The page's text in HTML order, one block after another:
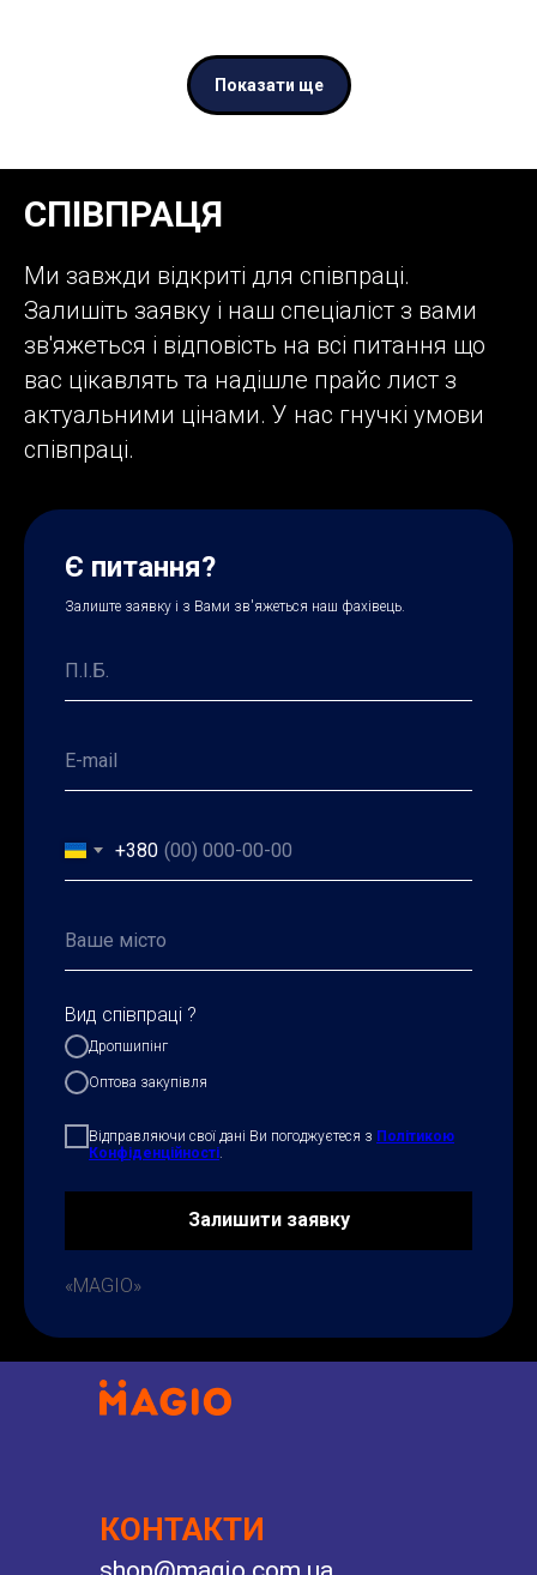
Показати ще
СПІВПРАЦЯ
Ми завжди відкриті для співпраці.
Залишіть заявку і наш спеціаліст з вами
зв'яжеться і відповість на всі питання що
вас цікавлять та надішле прайс лист з
актуальними цінами. У нас гнучкі умови
співпраці.
Є питання?
Залиште заявку і з Вами зв'яжеться наш фахівець.
+380
Вид співпраці ?
Дропшипінг
Оптова закупівля
Відправляючи свої дані Ви погоджуєтеся з Політикою
Конфіденційності
Залишити заявку
«MAGIO»
КОНТАКТИ